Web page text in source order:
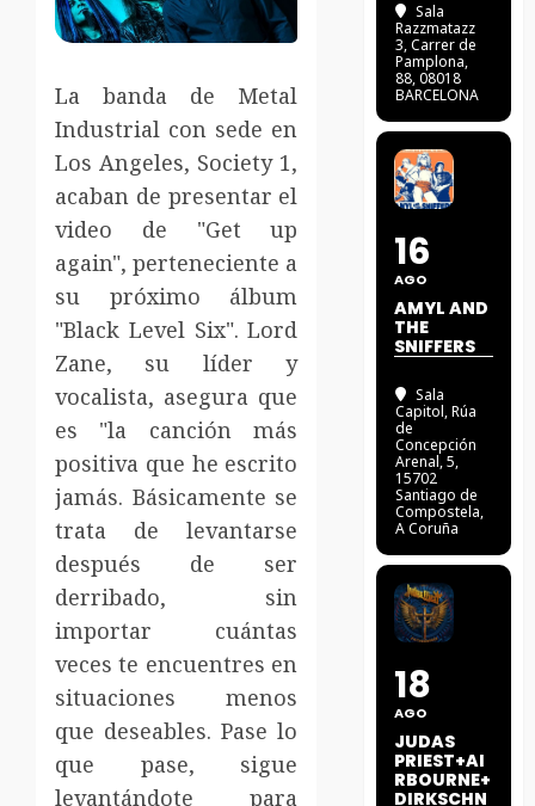
La banda de Metal
Industrial con sede en
Los Angeles, Society 1,
acaban de presentar el
video de "Get up
again", perteneciente a
su próximo álbum
"Black Level Six". Lord
Zane, su líder y
vocalista, asegura que
es "la canción más
positiva que he escrito
jamás. Básicamente se
trata de levantarse
después de ser
derribado, sin
importar cuántas
veces te encuentres en
situaciones menos
que deseables.Pase lo
que pase, sigue
levantándote para
Sala
Razzmatazz
3, Carrer de
Pamplona,
88, 08018
BARCELONA
16
AGO
AMYL AND
THE
SNIFFERS
Sala
Capitol, Rúa
de
Concepción
Arenal, 5,
15702
Santiago de
Compostela,
A Coruña
18
AGO
JUDAS
PRIEST+AI
RBOURNE+
DIRKSCHN